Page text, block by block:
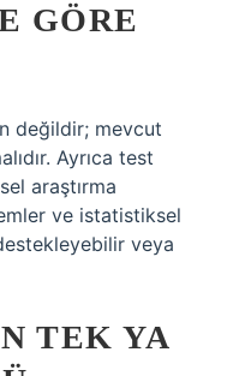
GÖRE
değildir; mevcut
Ayrıca test
araştırma
ve istatistiksel
veya
TEK YA